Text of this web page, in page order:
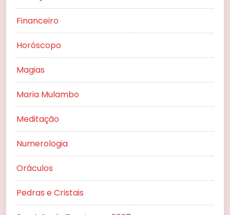
Financeiro
Horóscopo
Magias
Maria Mulambo
Meditação
Numerologia
Oráculos
Pedras e Cristais